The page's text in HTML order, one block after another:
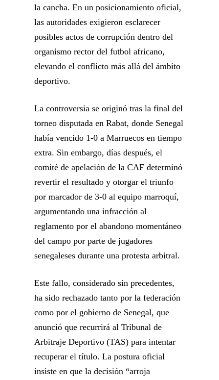
la cancha. En un posicionamiento oficial,
las autoridades exigieron esclarecer
posibles actos de corrupción dentro del
organismo rector del futbol africano,
elevando el conflicto más allá del ámbito
deportivo.
La controversia se originó tras la final del
torneo disputada en Rabat, donde Senegal
había vencido 1-0 a Marruecos en tiempo
extra. Sin embargo, días después, el
comité de apelación de la CAF determinó
revertir el resultado y otorgar el triunfo
por marcador de 3-0 al equipo marroquí,
argumentando una infracción al
reglamento por el abandono momentáneo
del campo por parte de jugadores
senegaleses durante una protesta arbitral.
Este fallo, considerado sin precedentes,
ha sido rechazado tanto por la federación
como por el gobierno de Senegal, que
anunció que recurrirá al Tribunal de
Arbitraje Deportivo (TAS) para intentar
recuperar el título. La postura oficial
insiste en que la decisión “arroja